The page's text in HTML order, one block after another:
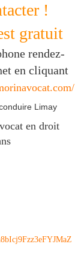
!
gratuit
rendez-
en cliquant
en droit